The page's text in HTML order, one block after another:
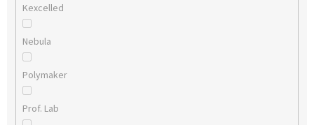
Kexcelled
Nebula
Polymaker
Prof. Lab